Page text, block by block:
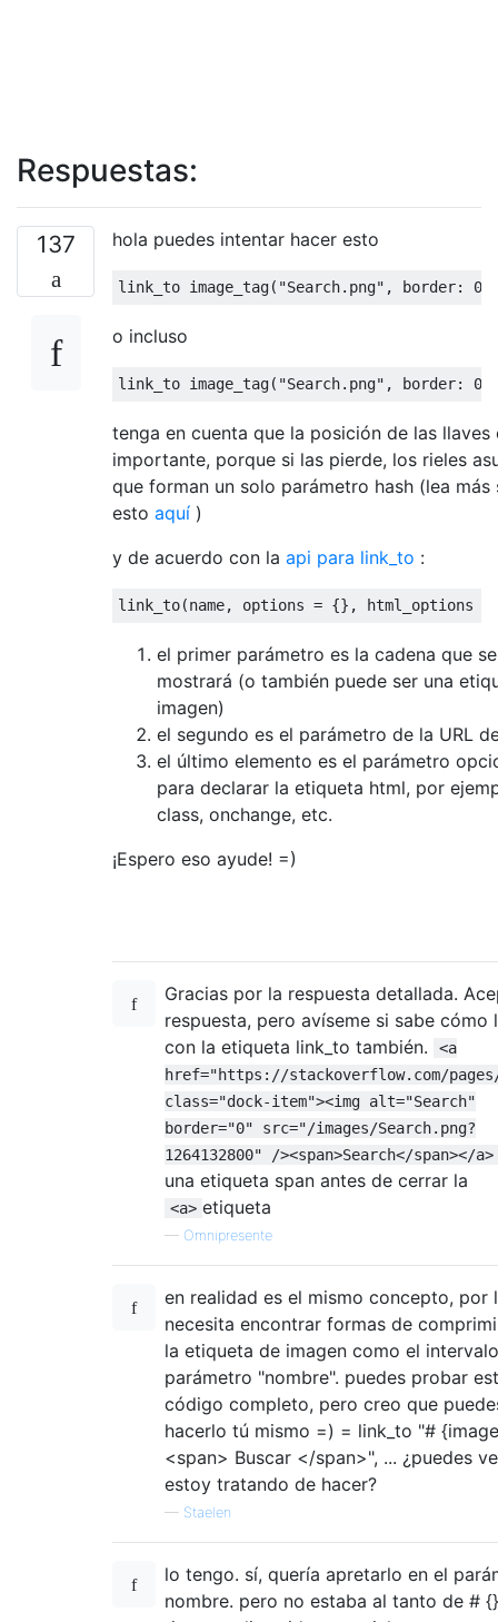
Respuestas:
137 hola puedes intentar hacer esto
link_to image_tag( "Search.png" , border: 0
o incluso
link_to image_tag( "Search.png" , border: 0
tenga en cuenta que la posición de las llaves
importante, porque si las pierde, los rieles
que forman un solo parámetro hash (lea más
esto aquí )
y de acuerdo con la api para link_to :
link_to(name, options = {}, html_options
el primer parámetro es la cadena que se
mostrará (o también puede ser una
imagen)
el segundo es el parámetro de la URL
el último elemento es el parámetro
para declarar la etiqueta html, por
class, onchange, etc.
¡Espero eso ayude! =)
Gracias por la respuesta detallada.
respuesta, pero avíseme si sabe cómo
con la etiqueta link_to también.
<a
href="https://stackoverflow.com/
class="dock-item"><img alt="Search"
border="0" src="/images/Search.png?
1264132800" /><span>Search</span></a>
una etiqueta span antes de cerrar la
<a> etiqueta
— Omnipresente
en realidad es el mismo concepto, por
necesita encontrar formas de
la etiqueta de imagen como el
parámetro "nombre". puedes probar
código completo, pero creo que
hacerlo tú mismo =) = link_to "#
<span> Buscar </span>", ... ¿puedes
estoy tratando de hacer?
— Staelen
lo tengo. sí, quería apretarlo en el
nombre. pero no estaba al tanto de #